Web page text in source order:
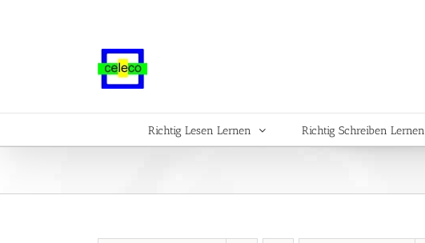
Richtig Lesen Lernen Richtig Schreiben Lernen